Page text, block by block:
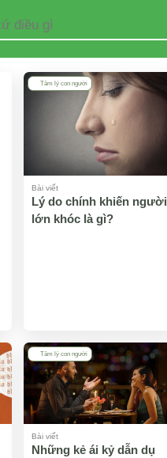
Tâm lý con người
Bài viết
Lý do chính khiến người
lớn khóc là gì?
Tâm lý con người
Bài viết
Những kẻ ái kỷ dẫn dụ